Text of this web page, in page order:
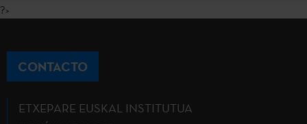
?>
CONTACTO
ETXEPARE EUSKAL INSTITUTUA